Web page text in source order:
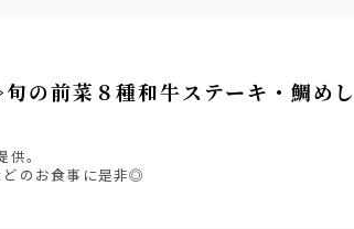
の前菜８種和牛ステーキ・鯛め
。
どのお食事に是非◎